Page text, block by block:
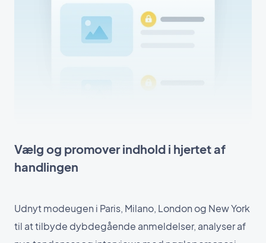
Vælg og promover indhold i hjertet af
handlingen
Udnyt modeugen i Paris, Milano, London og New York
til at tilbyde dybdegående anmeldelser, analyser af